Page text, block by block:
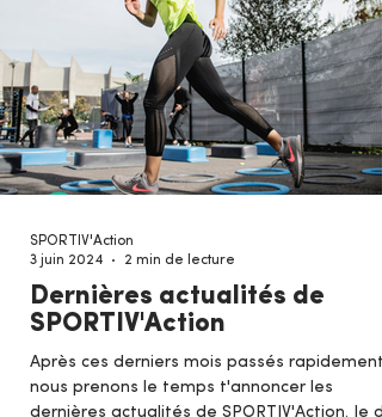
Dernières actualités de
SPORTIV'Action
Après ces derniers mois passés rapidement,
nous prenons le temps t'annoncer les
dernières actualités de SPORTIV'Action. Je
SPORTIV'Action
3 juin 2024
2 min de lecture